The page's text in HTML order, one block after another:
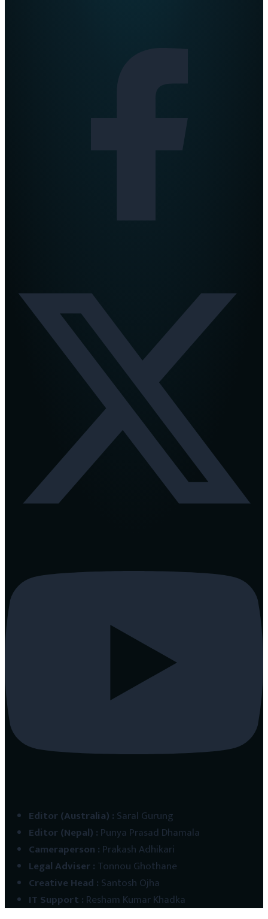
Editor (Australia) : Saral Gurung
Editor (Nepal) : Punya Prasad Dhamala
Cameraperson : Prakash Adhikari
Legal Adviser: Tonnou Ghothane
Creative Head : Santosh Ojha
IT Support : Resham Kumar Khadka